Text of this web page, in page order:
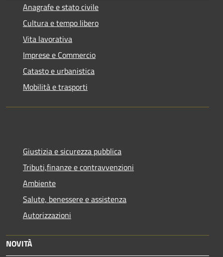
Anagrafe e stato civile
Cultura e tempo libero
Vita lavorativa
Imprese e Commercio
Catasto e urbanistica
Mobilità e trasporti
Giustizia e sicurezza pubblica
Tributi,finanze e contravvenzioni
Ambiente
Salute, benessere e assistenza
Autorizzazioni
NOVITÀ